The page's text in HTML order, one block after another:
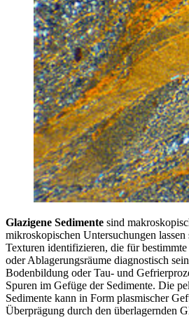
Glazigene Sedimente sind
mikroskopischen Untersuchungen
Texturen identifizieren, die für bestimmte
oder Ablagerungsräume diagnostisch
Bodenbildung oder Tau- und
Spuren im Gefüge der Sedimente. Die
Sedimente kann in Form plasmischer
Überprägung durch den überlagernden